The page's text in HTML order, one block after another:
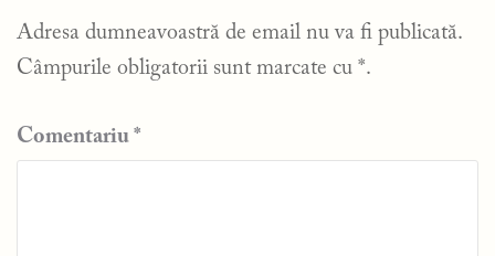
Adresa dumneavoastră de email nu va fi publicată.
Câmpurile obligatorii sunt marcate cu *.
Comentariu *